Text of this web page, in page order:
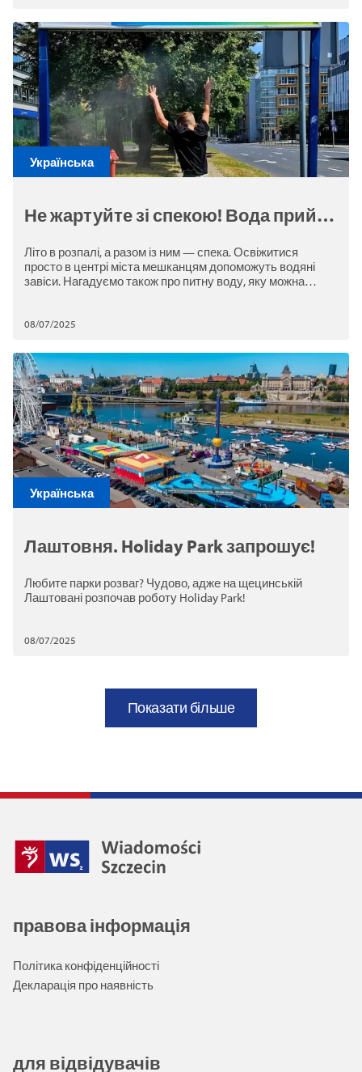
Українська
Не жартуйте зі спекою! Вода прийде
Літо в розпалі, а разом із ним — спека. Освіжитися
просто в центрі міста мешканцям допоможуть водяні
завіси. Нагадуємо також про питну воду, яку можна
08/07/2025
Українська
Лаштовня. Holiday Park запрошує!
Любите парки розваг? Чудово, адже на щецинській
Лаштовані розпочав роботу Holiday Park!
08/07/2025
Показати більше
правова інформація
Політика конфіденційності
Декларація про наявність
для відвідувачів